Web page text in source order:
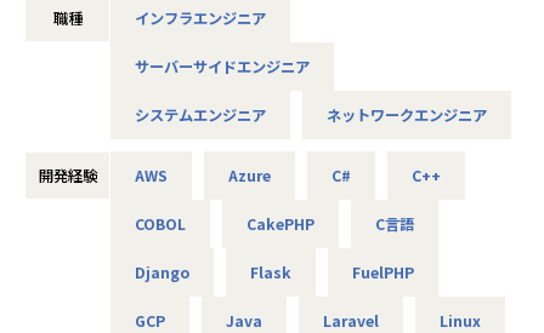
それは技術力だけではなく、人を大切にすること、より豊か
社会やお客様だけでなくパートナーや社員も幸せでいるこ
これがアルテニアの企業理念の根幹となります。
この度、事業の拡大に伴って新たなメンバーを募集しており
技術力だけでなく、人を思いやる姿勢を大切にしながら、
共に成長できる方を歓迎します！
職種 インフラエンジニア
サーバーサイドエンジニア
システムエンジニア ネットワークエンジニア
開発経験 AWS Azure C# C++
COBOL CakePHP C言語
Django Flask FuelPHP
GCP Java Laravel Linux